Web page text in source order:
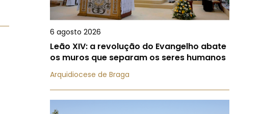
6 agosto 2026
Leão XIV: a revolução do Evangelho abate
os muros que separam os seres humanos
Arquidiocese de Braga